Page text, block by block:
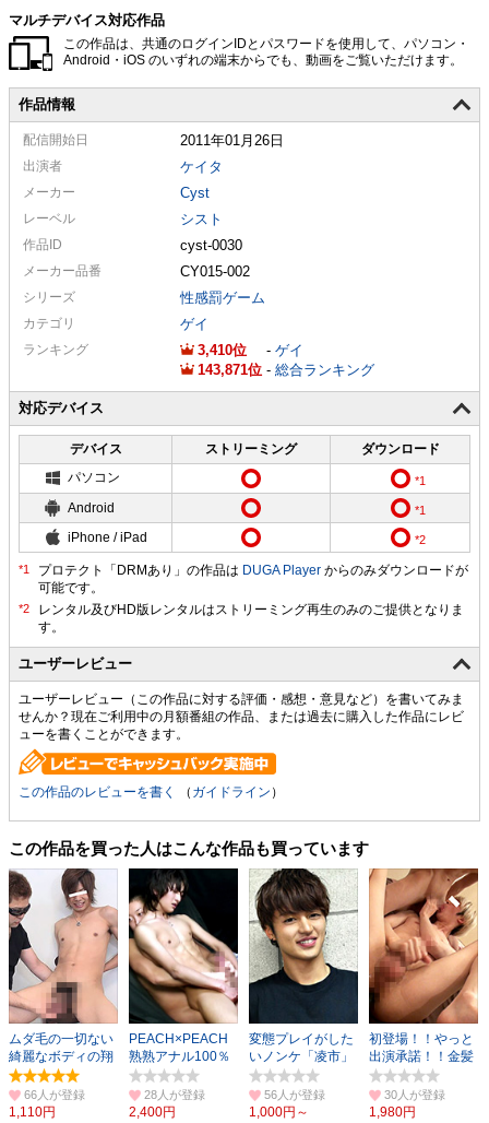
マルチデバイス対応作品
この作品は、共通のログインIDとパスワードを使用して、パソコン・
Android・iOS のいずれの端末からでも、動画をご覧いただけます。
作品情報
配信開始日 2011年01月26日
出演者 ケイタ
メーカー Cyst
レーベル シスト
作品ID cyst-0030
メーカー品番 CY015-002
シリーズ 性感罰ゲーム
カテゴリ ゲイ
ランキング 3,410 - ゲイ
143,871
- 総合ランキング
対応デバイス
デバイス ストリーミング
ダウンロード
パソコン
Android
iPhone / iPad
プロテクト「DRMあり」の作品は DUGA Player からのみダウンロードが
可能です。
ユーザーレビュー
ユーザーレビュー（この作品に対する評価・感想・意見など）を書いてみま
せんか？現在ご利用中の月額番組の作品、または過去に購入した作品にレビ
ューを書くことができます。
この作品のレビューを書く （ ガイドライン ）
この作品を買った人はこんな作品も買っています
ムダ毛の一切ない
綺麗なボディの翔
のチ○ポが反り勃
つ！66人
1,110円
PEACH×PEACH
熟熟アナル100％
シーン1
28人
2,400円
変態プレイがした
いノンケ「凌市」
初撮りオナニー
56人
1,000円～
初登場！！やっと
出演承諾！！金髪
色白スリムな陽向
30人
1,980円